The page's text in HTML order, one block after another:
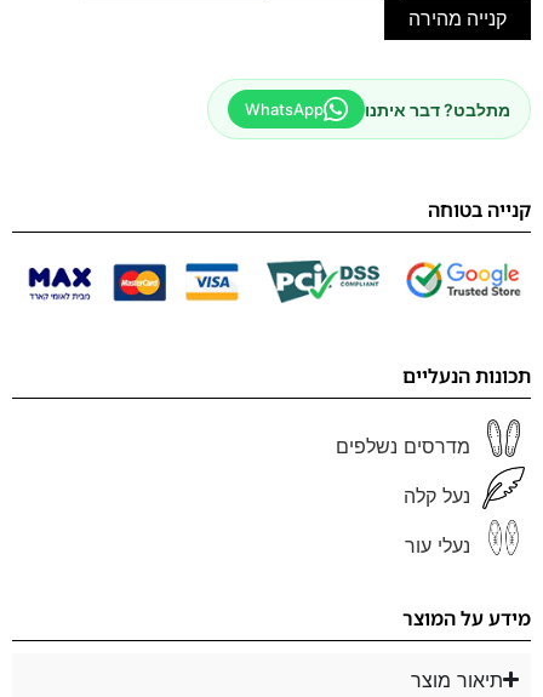
קנייה מהירה
מתלבט? דבר איתנו WhatsApp
קנייה בטוחה
תכונות הנעליים
מדרסים נשלפים
נעל קלה
נעלי עור
מידע על המוצר
תיאור מוצר